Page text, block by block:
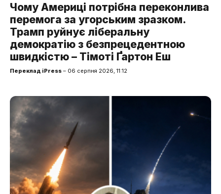
Чому Америці потрібна переконлива
перемога за угорським зразком.
Трамп руйнує ліберальну
демократію з безпрецедентною
швидкістю – Тімоті Ґартон Еш
Переклад iPress – 06 серпня 2026, 11:12